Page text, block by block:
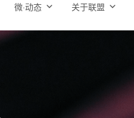
微·动态 关于联盟